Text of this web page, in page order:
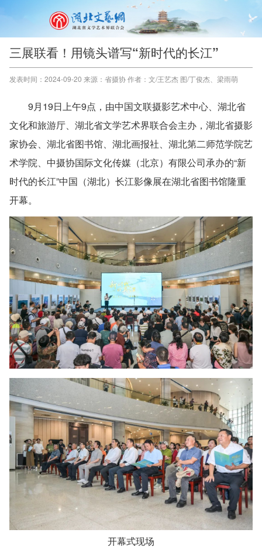
三展联看！用镜头谱写“新时代的长江”
发表时间：2024-09-20 来源：省摄协 作者：文/王艺杰 图/丁俊杰、梁雨萌‍‍‍
9月19日上午9点，由中国文联摄影艺术中心、湖北省
文化和旅游厅、湖北省文学艺术界联合会主办，湖北省摄影
家协会、湖北省图书馆、湖北画报社、湖北第二师范学院艺
术学院、中摄协国际文化传媒（北京）有限公司承办的“新
时代的长江”中国（湖北）长江影像展在湖北省图书馆隆重
开幕。
开幕式现场